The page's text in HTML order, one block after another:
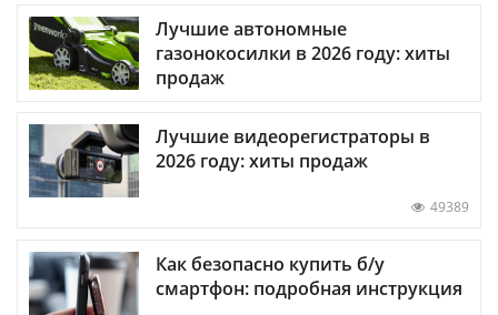
Лучшие автономные
газонокосилки в 2026 году: хиты
продаж
Лучшие видеорегистраторы в
2026 году: хиты продаж
49389
Как безопасно купить б/у
смартфон: подробная инструкция